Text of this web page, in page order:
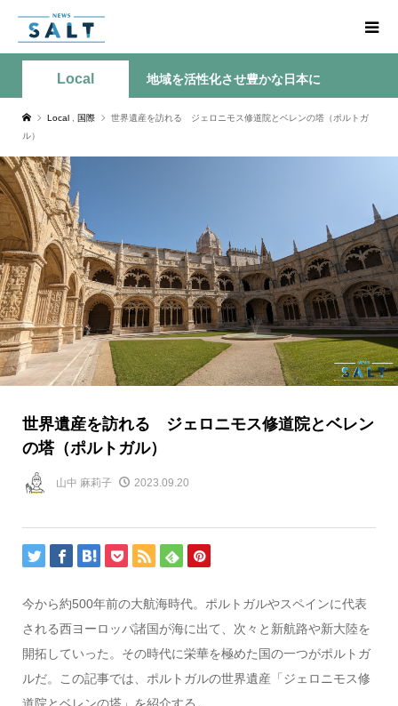
Local 地域を活性化させ豊かな日本に
Local 国際
世界遺産を訪れる ジェロニモス修道院とベレンの塔（ポルトガ
ル）
世界遺産を訪れる ジェロニモス修道院とベレン
の塔（ポルトガル）
山中 麻莉子 2023.09.20
今から約500年前の大航海時代。ポルトガルやスペインに代表
される西ヨーロッパ諸国が海に出て、次々と新航路や新大陸を
開拓していった。その時代に栄華を極めた国の一つがポルトガ
ルだ。この記事では、ポルトガルの世界遺産「ジェロニモス修